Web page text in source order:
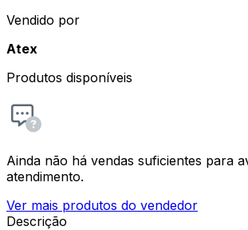
Vendido por
Atex
Produtos disponíveis
Ainda não há vendas suficientes para
atendimento.
Ver mais produtos do vendedor
Descrição